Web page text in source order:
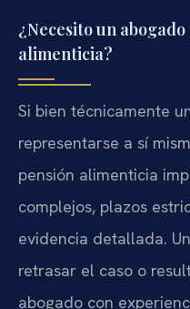
¿Necesito un
alimenticia?
Si bien técnicamente
representarse a sí
pensión alimenticia
complejos, plazos
evidencia detallada.
retrasar el caso o
abogado con